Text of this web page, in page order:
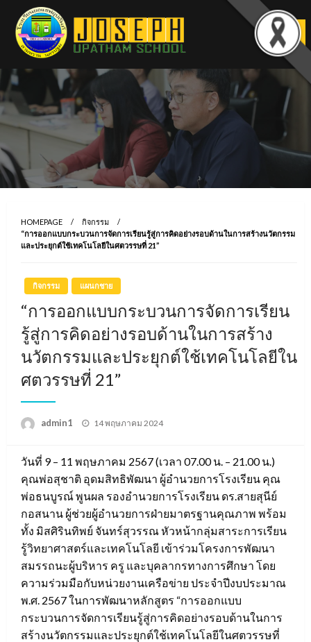
content
HOMEPAGE
กิจกรรม
“การออกแบบกระบวนการจัดการเรียนรู้สู่การคิดอย่างรอบด้านในการสร้างนวัตกรรม
และประยุกต์ใช้เทคโนโลยีในศตวรรษที่ 21”
กิจกรรม แผนกชาย
“การออกแบบกระบวนการจัดการเรียน
รู้สู่การคิดอย่างรอบด้านในการสร้าง
นวัตกรรมและประยุกต์ใช้เทคโนโลยีใน
ศตวรรษที่ 21”
admin1
Posted
14 พฤษภาคม 2024
วันที่ 9 – 11 พฤษภาคม 2567 (เวลา 07.00 น. – 21.00 น.)
คุณพ่อสุชาติ อุดมสิทธิพัฒนา ผู้อำนวยการโรงเรียน คุณ
พ่อธนบูรณ์ พูนผล รองอำนวยการโรงเรียน ดร.สายสุนีย์
กอสนาน ผู้ช่วยผู้อำนวยการฝ่ายมาตรฐานคุณภาพ พร้อม
ทั้ง มิสศิรินทิพย์ จันทร์สุวรรณ หัวหน้ากลุ่มสาระการเรียน
รู้วิทยาศาสตร์และเทคโนโลยี เข้าร่วมโครงการพัฒนา
สมรรถนะผู้บริหาร ครู และบุคลากรทางการศึกษา โดย
ความร่วมมือกับหน่วยงานเครือข่าย ประจำปีงบประมาณ
พ.ศ. 2567 ในการพัฒนาหลักสูตร “การออกแบบ
กระบวนการจัดการเรียนรู้สู่การคิดอย่างรอบด้านในการ
สร้างนวัตกรรมและประยุกต์ใช้เทคโนโลยีในศตวรรษที่